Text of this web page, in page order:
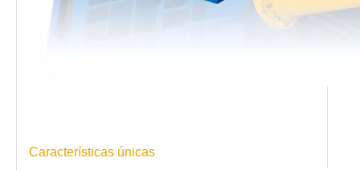
Características únicas